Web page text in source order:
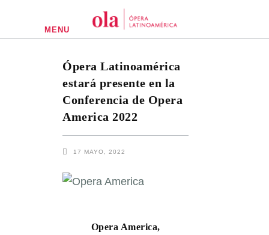
MENU
Ópera Latinoamérica
estará presente en la
Conferencia de Opera
America 2022
17 MAYO, 2022
Opera America,